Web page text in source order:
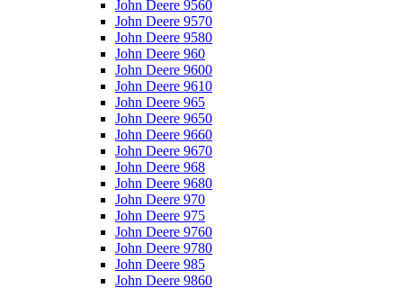
John Deere 9560
John Deere 9570
John Deere 9580
John Deere 960
John Deere 9600
John Deere 9610
John Deere 965
John Deere 9650
John Deere 9660
John Deere 9670
John Deere 968
John Deere 9680
John Deere 970
John Deere 975
John Deere 9760
John Deere 9780
John Deere 985
John Deere 9860